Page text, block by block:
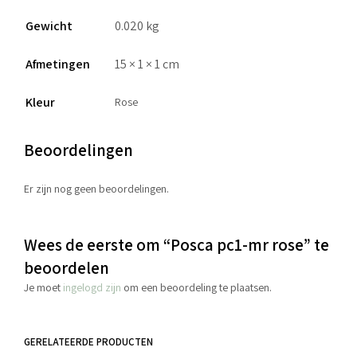
Gewicht 0.020 kg
Afmetingen 15 × 1 × 1 cm
Kleur Rose
Beoordelingen
Er zijn nog geen beoordelingen.
Wees de eerste om “Posca pc1-mr rose” te
beoordelen
Je moet ingelogd zijn om een beoordeling te plaatsen.
GERELATEERDE PRODUCTEN